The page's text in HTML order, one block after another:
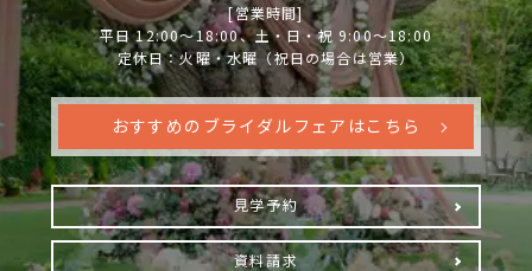
[営業時間]
平日 12:00～18:00、土・日・祝 9:00～18:00
定休日：火曜・水曜（祝日の場合は営業）
おすすめのブライダルフェアはこちら
見学予約
資料請求